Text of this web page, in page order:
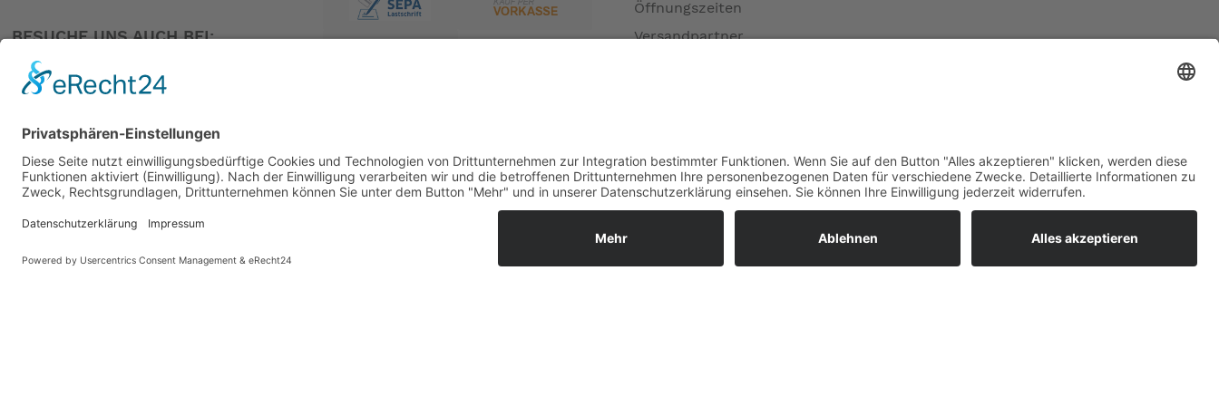
Bosch PowerPack 545-Akku für bis zu 121 km Reichweite
Bereit für Beifahrer und großes Gepäck: 80 kg Traglast auf dem hinteren Gepäckträger reichen auch für einen erwachsenen Passagier oder den Großeinkauf
Auf Sicherheit und Zuverlässigkeit getestet: Rahmen und Gabel sind EFBE-zertifiziert bis zur zugelassenen Belastungsgrenze von 180 kg Gesamtgewicht
AUSSTATTUNG
ALLGEMEINE INFORMATIONEN
GÄNGE:
GEWICHT:
BESUCHE UNS AUCH BEI:
PARTNER
Öffnungszeiten
Versandpartner
Widerrufsrecht MS
Widerrufsrecht bei Dienstleistungen